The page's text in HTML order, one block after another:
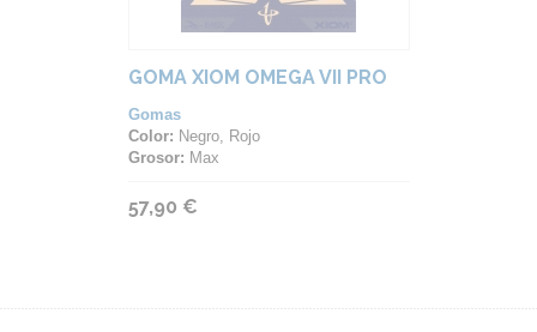
GOMA XIOM OMEGA VII PRO
Gomas
Color: Negro, Rojo
Grosor: Max
57,90 €